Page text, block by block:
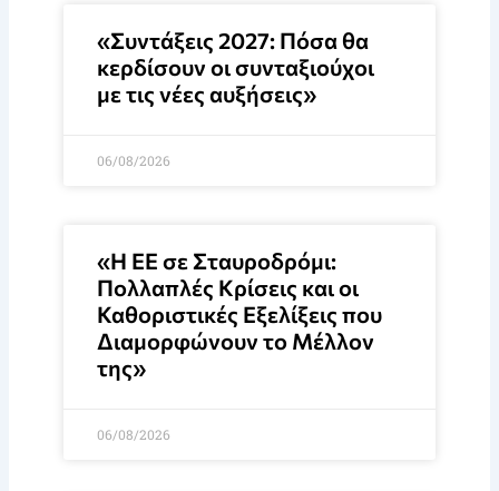
«Συντάξεις 2027: Πόσα θα
κερδίσουν οι συνταξιούχοι
με τις νέες αυξήσεις»
06/08/2026
«Η ΕΕ σε Σταυροδρόμι:
Πολλαπλές Κρίσεις και οι
Καθοριστικές Εξελίξεις που
Διαμορφώνουν το Μέλλον
της»
06/08/2026